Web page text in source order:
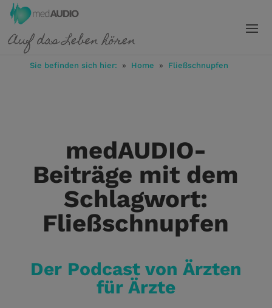
Sie befinden sich hier: » Home » Fließschnupfen
medAUDIO-
Beiträge mit dem
Schlagwort:
Fließschnupfen
Der Podcast von Ärzten
für Ärzte